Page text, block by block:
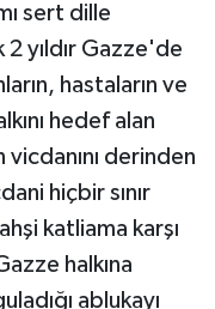
sert dille
yıldır Gazze'de
hastaların ve
hedef alan
vicdanını derinden
hiçbir sınır
katliama karşı
halkına
ablukayı